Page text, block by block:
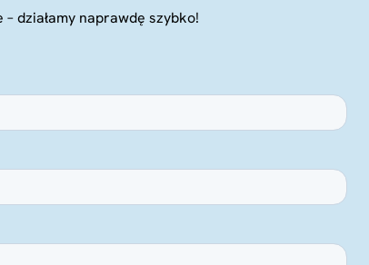
działamy naprawdę szybko!